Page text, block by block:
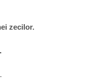
zecilor.